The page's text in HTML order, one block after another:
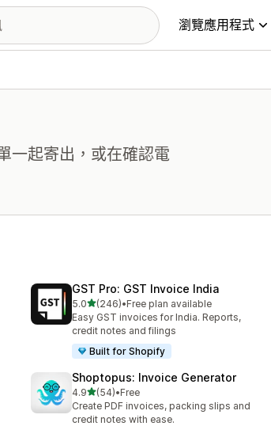
瀏覽應用程式
一起寄出，或在確認電
GST Pro: GST Invoice India
5.0滿分 5 顆星
(246)
共有 246 則評價
•Free plan available
Easy GST invoices for India. Reports,
credit notes and filings
Built for Shopify
Shoptopus: Invoice Generator
4.9滿分 5 顆星
(54)
共有 54 則評價
•Free
Create PDF invoices, packing slips and
credit notes with ease.